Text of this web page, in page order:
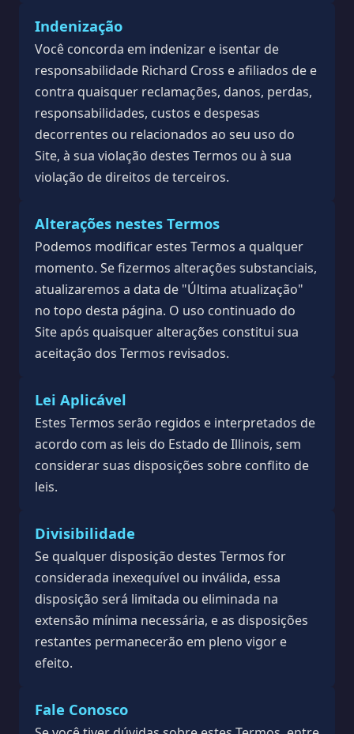
Indenização
Você concorda em indenizar e isentar de
responsabilidade Richard Cross e afiliados de e
contra quaisquer reclamações, danos, perdas,
responsabilidades, custos e despesas
decorrentes ou relacionados ao seu uso do
Site, à sua violação destes Termos ou à sua
violação de direitos de terceiros.
Alterações nestes Termos
Podemos modificar estes Termos a qualquer
momento. Se fizermos alterações substanciais,
atualizaremos a data de "Última atualização"
no topo desta página. O uso continuado do
Site após quaisquer alterações constitui sua
aceitação dos Termos revisados.
Lei Aplicável
Estes Termos serão regidos e interpretados de
acordo com as leis do Estado de Illinois, sem
considerar suas disposições sobre conflito de
leis.
Divisibilidade
Se qualquer disposição destes Termos for
considerada inexequível ou inválida, essa
disposição será limitada ou eliminada na
extensão mínima necessária, e as disposições
restantes permanecerão em pleno vigor e
efeito.
Fale Conosco